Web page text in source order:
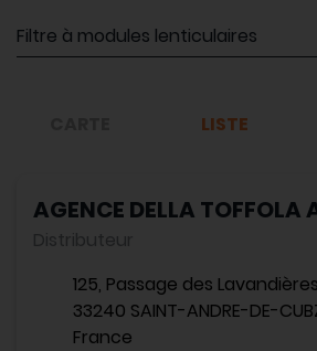
Matériel
LISTE
AGENCE DELLA TOFFOLA
Distributeur
125, Passage des
33240 SAINT-ANDRE-DE-
France